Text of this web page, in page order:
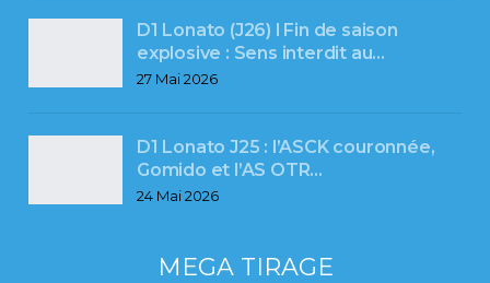
D1 Lonato (J26) l Fin de saison
explosive : Sens interdit au…
27 Mai 2026
D1 Lonato J25 : l’ASCK couronnée,
Gomido et l’AS OTR…
24 Mai 2026
MEGA TIRAGE